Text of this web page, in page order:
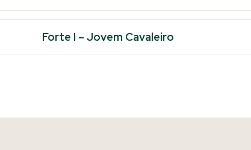
Forte I – Jovem Cavaleiro